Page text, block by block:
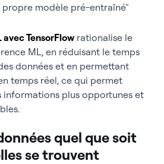
modèle pré-entraîné"
TensorFlow rationalise le
ML, en réduisant le temps
données et en permettant
temps réel, ce qui permet
informations plus opportunes et
quel que soit
se trouvent